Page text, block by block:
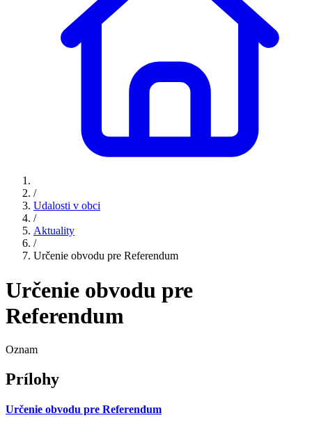
/
Udalosti v obci
/
Aktuality
/
Určenie obvodu pre Referendum
Určenie obvodu pre
Referendum
Oznam
Prílohy
Určenie obvodu pre Referendum